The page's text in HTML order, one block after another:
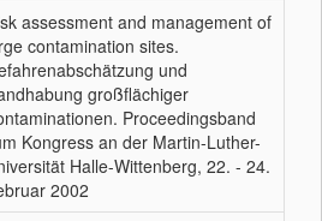
assessment and management of
contamination sites.
und
großflächiger
Proceedingsband
Kongress an der Martin-Luther-
Halle-Wittenberg, 22. - 24.
2002